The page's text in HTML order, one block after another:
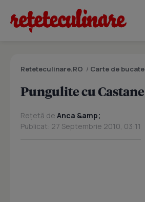
Reteteculinare.RO / Carte de bucate
Pungulite cu Castane
Rețetă de Anca &amp;
Publicat: 27 Septembrie 2010, 03:11